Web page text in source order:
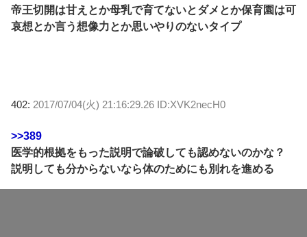
帝王切開は甘えとか母乳で育てないとダメとか保育園は可
哀想とか言う想像力とか思いやりのないタイプ
402: 2017/07/04(火) 21:16:29.26 ID:XVK2necH0
>>389
医学的根拠をもった説明で論破しても認めないのかな？
説明しても分からないなら体のためにも別れを進める